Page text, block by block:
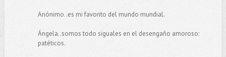
Anónimo..es mi favorito del mundo mundial.
Ángela..somos todo siguales en el desengaño amoroso:
patéticos.